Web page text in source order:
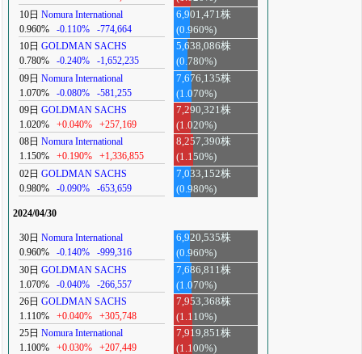
10日 Nomura International
0.960%
-0.110% -774,664
6,901,471株
(0.960%)
10日 GOLDMAN SACHS
0.780%
-0.240% -1,652,235
5,638,086株
(0.780%)
09日 Nomura International
1.070%
-0.080% -581,255
7,676,135株
(1.070%)
09日 GOLDMAN SACHS
1.020%
+0.040% +257,169
7,290,321株
(1.020%)
08日 Nomura International
1.150%
+0.190% +1,336,855
8,257,390株
(1.150%)
02日 GOLDMAN SACHS
0.980%
-0.090% -653,659
7,033,152株
(0.980%)
2024/04/30
30日 Nomura International
0.960%
-0.140% -999,316
6,920,535株
(0.960%)
30日 GOLDMAN SACHS
1.070%
-0.040% -266,557
7,686,811株
(1.070%)
26日 GOLDMAN SACHS
1.110%
+0.040% +305,748
7,953,368株
(1.110%)
25日 Nomura International
1.100%
+0.030% +207,449
7,919,851株
(1.100%)